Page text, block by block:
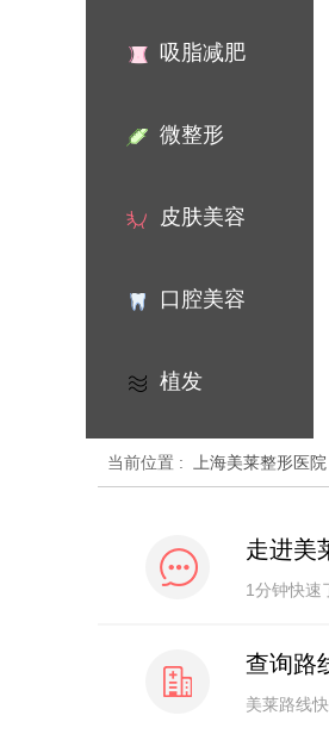
吸脂减肥
微整形
皮肤美容
口腔美容
植发
当前位置 : 上海美莱整形医院
走进美
1分钟快速
查询路
美莱路线